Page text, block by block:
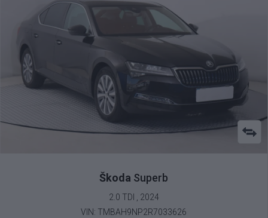
Škoda Superb
2.0 TDI , 2024
VIN: TMBAH9NP2R7033626